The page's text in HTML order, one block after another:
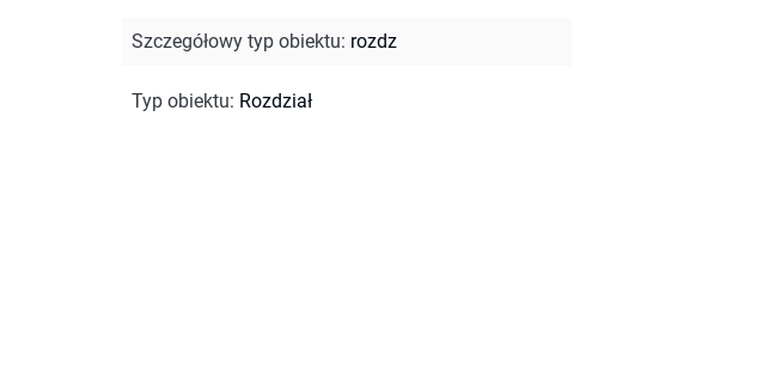
Szczegółowy typ obiektu: rozdz
Typ obiektu: Rozdział